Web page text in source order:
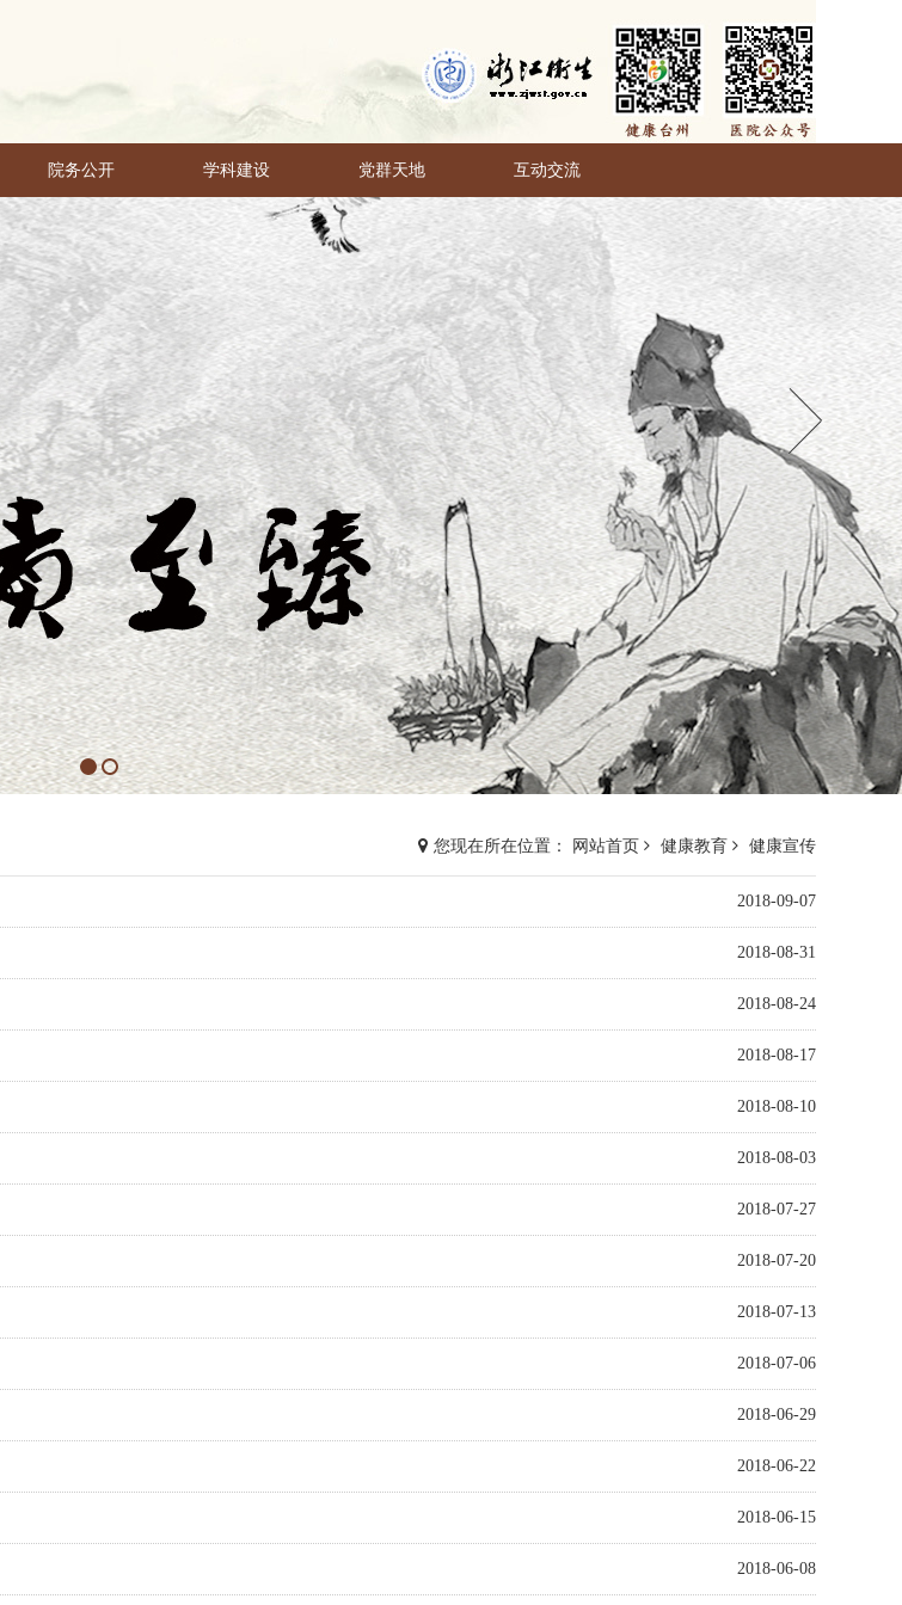
院务公开 学科建设 党群天地 互动交流
您现在所在位置： 网站首页 健康教育 健康宣传
2018-09-07
2018-08-31
2018-08-24
2018-08-17
2018-08-10
2018-08-03
2018-07-27
2018-07-20
2018-07-13
2018-07-06
2018-06-29
2018-06-22
2018-06-15
2018-06-08